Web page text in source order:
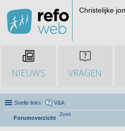
Christelijke
NIEUWS VRAGEN
Snelle links V&A
Forumoverzicht
Zoek